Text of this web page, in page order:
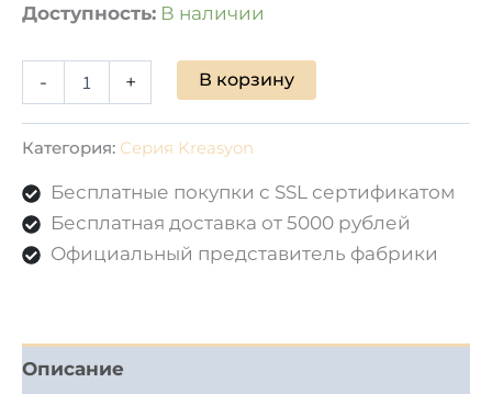
Доступность: В наличии
- + В корзину
Категория: Серия Kreasyon
Бесплатные покупки с SSL сертификатом
Бесплатная доставка от 5000 рублей
Официальный представитель фабрики
Описание